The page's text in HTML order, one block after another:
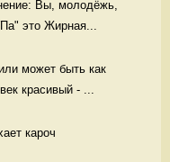
Вы, молодёжь,
это Жирная...
может быть как
красивый - ...
кароч